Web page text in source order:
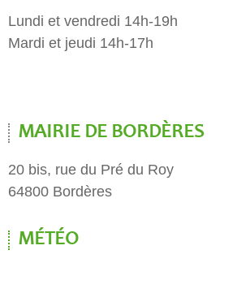
Lundi et vendredi 14h-19h
Mardi et jeudi 14h-17h
MAIRIE DE BORDÈRES
20 bis, rue du Pré du Roy
64800 Bordères
MÉTÉO